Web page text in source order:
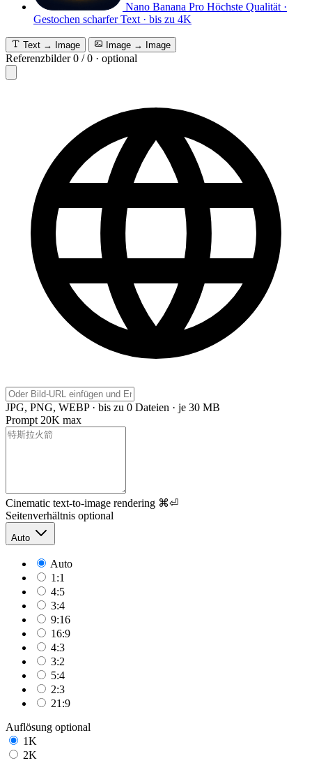
Nano Banana Pro Höchste Qualität ·
Gestochen scharfer Text · bis zu 4K
Text → Image Image → Image
Referenzbilder 0 /0 · optional
JPG, PNG, WEBP · bis zu 0 Dateien · je 30 MB
Prompt 20K max
Cinematic text-to-image rendering ⌘⏎
Seitenverhältnis optional
Auto
Auto
1:1
4:5
3:4
9:16
16:9
4:3
3:2
5:4
2:3
21:9
Auflösung optional
1K
2K